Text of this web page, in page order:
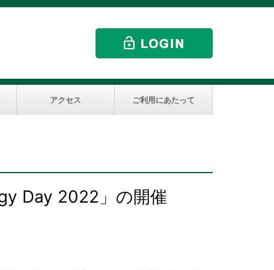
アクセス ご利用にあたって
Day 2022」の開催